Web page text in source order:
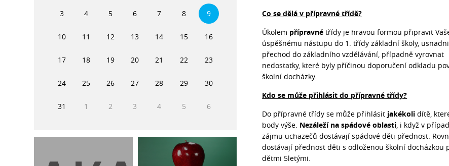
Co se dělá v přípravné třídě?
Úkolem přípravné třídy je hravou formou připravit
úspěšnému nástupu do 1. třídy základní školy,
přechod do základního vzdělávání, případně vyrovnat
nedostatky, které byly příčinou doporučení odkladu
školní docházky.
Kdo se může přihlásit do přípravné třídy?
Do přípravné třídy se může přihlásit jakékolidítě,
body výše. Nezáleží na spádové oblasti, i když v
zájmu uchazečů dostávají spádové děti přednost.
dostávají přednost děti s odloženou školní docházkou
dětmi 5letými.
3 4 5 6 7 8 9
10 11 12 13 14 15 16
17 18 19 20 21 22 23
24 25 26 27 28 29 30
31 1 2 3 4 5 6